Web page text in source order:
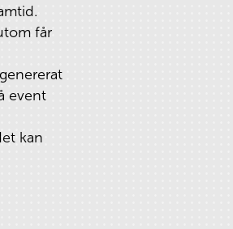
får
event
kan